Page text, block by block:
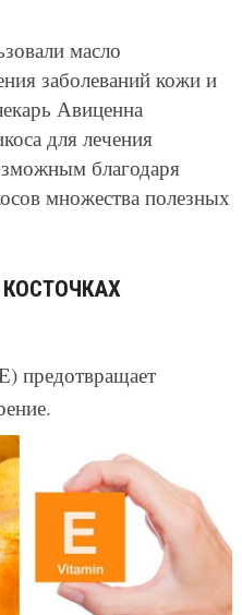
масло
заболеваний кожи и
Авиценна
для лечения
благодаря
множества полезных
предотвращает